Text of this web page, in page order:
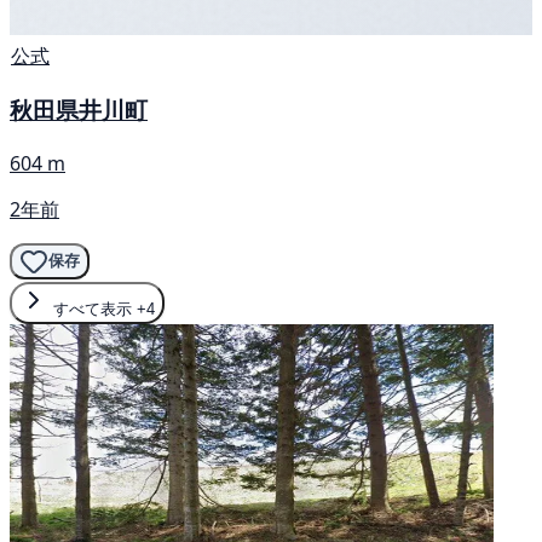
公式
秋田県井川町
604 m
2年前
保存
すべて表示 +4